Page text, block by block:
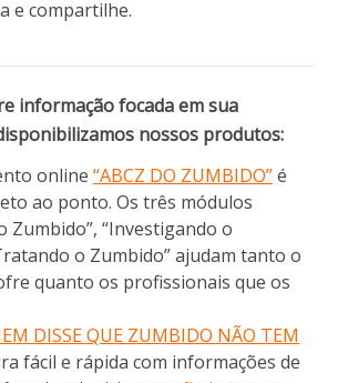
e compartilhe.
informação focada em sua
nossos produtos:
online “ABCZ DO ZUMBIDO”é
ao ponto. Os três módulos
Zumbido”, “Investigando o
o Zumbido” ajudam tanto o
quanto os profissionais que os
DISSE QUE ZUMBIDO NÃO TEM
fácil e rápida com informações de